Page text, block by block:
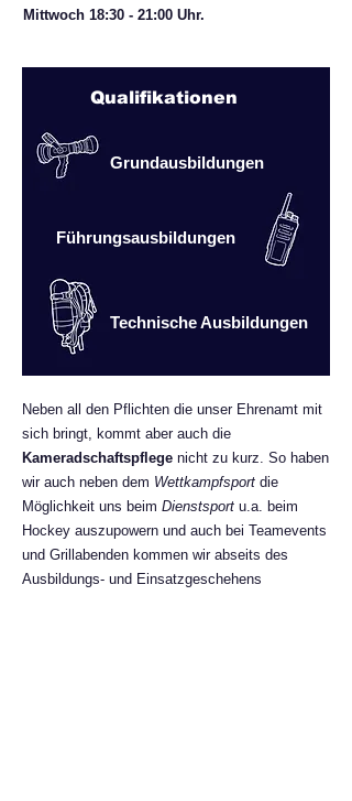
Mittwoch 18:30 - 21:00 Uhr.
Grundausbildungen
Qualifikationen
Technische Ausbildungen
Führungsausbildungen
Neben all den Pflichten die unser Ehrenamt mit
sich bringt, kommt aber auch die
Kameradschaftspflege nicht zu kurz. So haben
wir auch neben dem Wettkampfsport die
Möglichkeit uns beim Dienstsport u.a. beim
Hockey auszupowern und auch bei Teamevents
und Grillabenden kommen wir abseits des
Ausbildungs- und Einsatzgeschehens